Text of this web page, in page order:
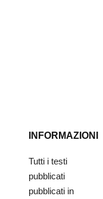
INFORMAZIONI
Tutti i testi
pubblicati
pubblicati in